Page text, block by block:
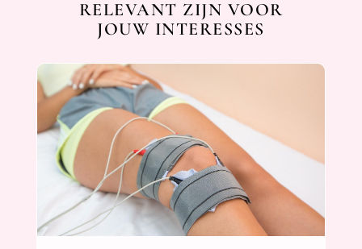
RELEVANT ZIJN VOOR
JOUW INTERESSES